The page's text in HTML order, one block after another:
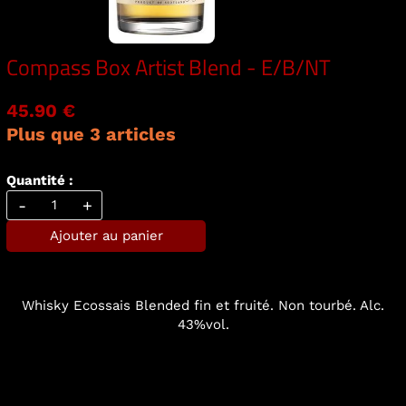
Compass Box Artist Blend - E/B/NT
45.90 €
Plus que 3 articles
Quantité :
- +
Ajouter au panier
Whisky Ecossais Blended fin et fruité. Non tourbé. Alc.
43%vol.